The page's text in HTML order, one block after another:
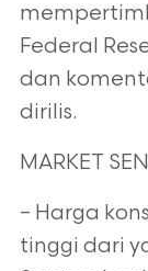
Federal
dan
dirilis.
MARKET
– Harga
tinggi dari